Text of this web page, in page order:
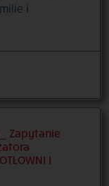
i
Zapytanie
I